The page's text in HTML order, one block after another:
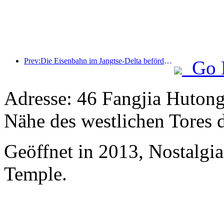
Prev:Die Eisenbahn im Jangtse-Delta beförderte während der Maifeiertage über 21,38 Millionen Fahrgäste.
Go
Adresse: 46 Fangjia
Nähe des westlichen Tores
Geöffnet in 2013,
Temple.